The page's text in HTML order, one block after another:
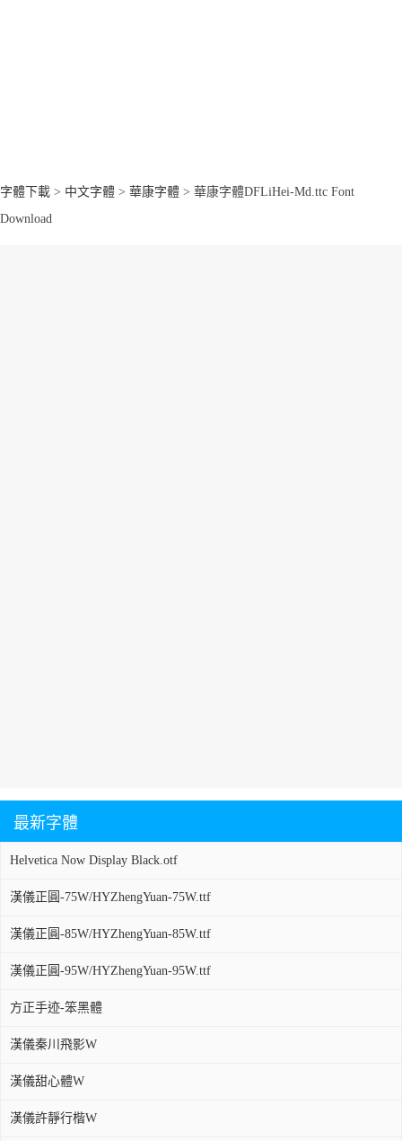
字體下載 > 中文字體 > 華康字體 > 華康字體DFLiHei-Md.ttc Font
Download
最新字體
Helvetica Now Display Black.otf
漢儀正圓-75W/HYZhengYuan-75W.ttf
漢儀正圓-85W/HYZhengYuan-85W.ttf
漢儀正圓-95W/HYZhengYuan-95W.ttf
方正手迹-笨黑體
漢儀秦川飛影W
漢儀甜心體W
漢儀許靜行楷W